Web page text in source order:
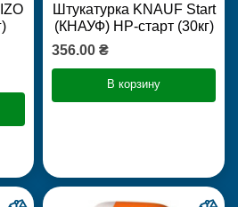
Штукатурка KNAUF Start
(КНАУФ) НР-старт (30кг)
356.00 ₴
В корзину